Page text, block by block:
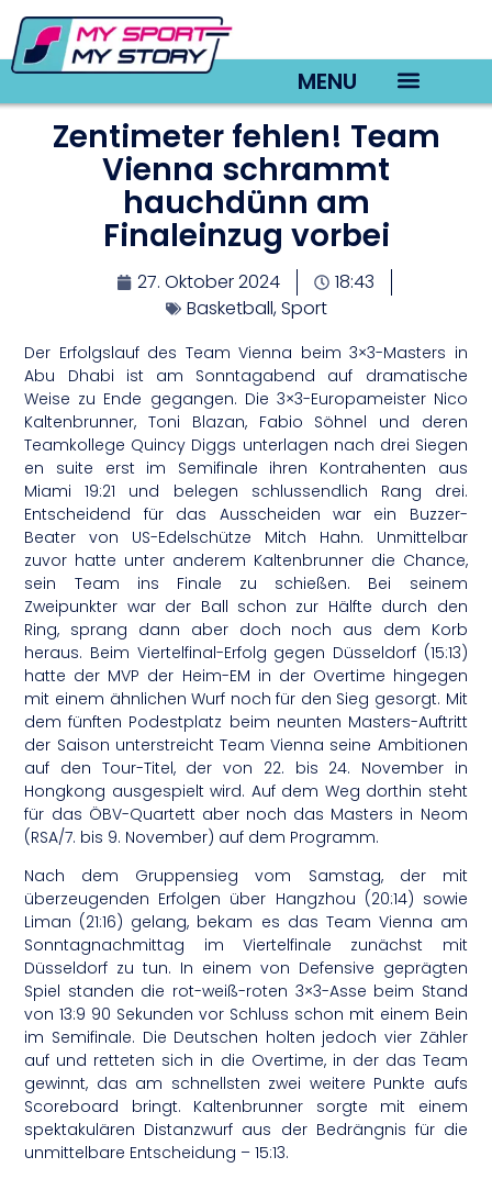
MENU
Zentimeter fehlen! Team
Vienna schrammt
hauchdünn am
Finaleinzug vorbei
27. Oktober 2024
18:43
Basketball,Sport
Der Erfolgslauf des Team Vienna beim 3×3-Masters in
Abu Dhabi ist am Sonntagabend auf dramatische
Weise zu Ende gegangen. Die 3×3-Europameister Nico
Kaltenbrunner, Toni Blazan, Fabio Söhnel und deren
Teamkollege Quincy Diggs unterlagen nach drei Siegen
en suite erst im Semifinale ihren Kontrahenten aus
Miami 19:21 und belegen schlussendlich Rang drei.
Entscheidend für das Ausscheiden war ein Buzzer-
Beater von US-Edelschütze Mitch Hahn. Unmittelbar
zuvor hatte unter anderem Kaltenbrunner die Chance,
sein Team ins Finale zu schießen. Bei seinem
Zweipunkter war der Ball schon zur Hälfte durch den
Ring, sprang dann aber doch noch aus dem Korb
heraus. Beim Viertelfinal-Erfolg gegen Düsseldorf (15:13)
hatte der MVP der Heim-EM in der Overtime hingegen
mit einem ähnlichen Wurf noch für den Sieg gesorgt. Mit
dem fünften Podestplatz beim neunten Masters-Auftritt
der Saison unterstreicht Team Vienna seine Ambitionen
auf den Tour-Titel, der von 22. bis 24. November in
Hongkong ausgespielt wird. Auf dem Weg dorthin steht
für das ÖBV-Quartett aber noch das Masters in Neom
(RSA/7. bis 9. November) auf dem Programm.
Nach dem Gruppensieg vom Samstag, der mit
überzeugenden Erfolgen über Hangzhou (20:14) sowie
Liman (21:16) gelang, bekam es das Team Vienna am
Sonntagnachmittag im Viertelfinale zunächst mit
Düsseldorf zu tun. In einem von Defensive geprägten
Spiel standen die rot-weiß-roten 3×3-Asse beim Stand
von 13:9 90 Sekunden vor Schluss schon mit einem Bein
im Semifinale. Die Deutschen holten jedoch vier Zähler
auf und retteten sich in die Overtime, in der das Team
gewinnt, das am schnellsten zwei weitere Punkte aufs
Scoreboard bringt. Kaltenbrunner sorgte mit einem
spektakulären Distanzwurf aus der Bedrängnis für die
unmittelbare Entscheidung – 15:13.